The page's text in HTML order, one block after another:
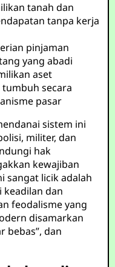
tanah dan
tanpa kerja
pinjaman
yang abadi
aset
secara
pasar
sistem ini
militer, dan
hak
kewajiban
sangat licik adalah
keadilan dan
feodalisme yang
disamarkan
bebas”, dan